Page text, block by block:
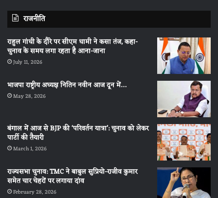
राजनीति
राहुल गांधी के दौरे पर सीएम धामी ने कसा तंज, कहा-
चुनाव के समय लगा रहता है आना-जाना
July 11, 2026
भाजपा राष्ट्रीय अध्यक्ष नितिन नवीन आज दून में…
May 28, 2026
बंगाल में आज से BJP की ‘परिवर्तन यात्रा’: चुनाव को लेकर
पार्टी की तैयारी
March 1, 2026
राज्यसभा चुनाव: TMC ने बाबुल सुप्रियो-राजीव कुमार
समेत चार चेहरों पर लगाया दांव
February 28, 2026